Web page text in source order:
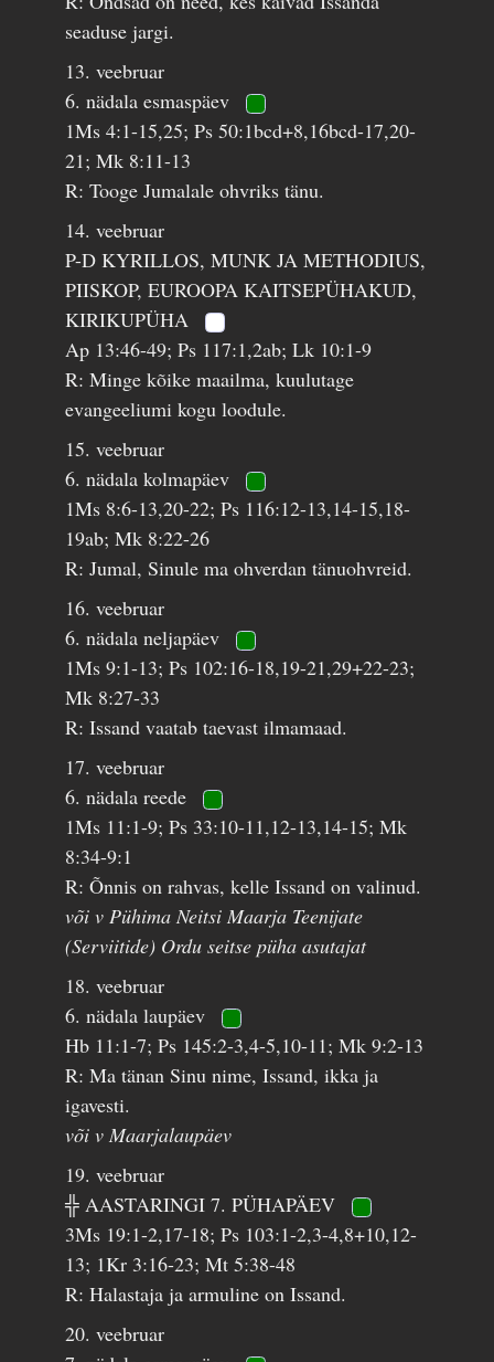
seaduse jargi.
13. veebruar
6. nädala esmaspäev
1Ms 4:1-15,25; Ps 50:1bcd+8,16bcd-17,20-
21; Mk 8:11-13
R: Tooge Jumalale ohvriks tänu.
14. veebruar
P-D KYRILLOS, MUNK JA METHODIUS,
PIISKOP, EUROOPA KAITSEPÜHAKUD,
KIRIKUPÜHA
Ap 13:46-49; Ps 117:1,2ab; Lk 10:1-9
R: Minge kõike maailma, kuulutage
evangeeliumi kogu loodule.
15. veebruar
6. nädala kolmapäev
1Ms 8:6-13,20-22; Ps 116:12-13,14-15,18-
19ab; Mk 8:22-26
R: Jumal, Sinule ma ohverdan tänuohvreid.
16. veebruar
6. nädala neljapäev
1Ms 9:1-13; Ps 102:16-18,19-21,29+22-23;
Mk 8:27-33
R: Issand vaatab taevast ilmamaad.
17. veebruar
6. nädala reede
1Ms 11:1-9; Ps 33:10-11,12-13,14-15; Mk
8:34-9:1
R: Õnnis on rahvas, kelle Issand on valinud.
või v Pühima Neitsi Maarja Teenijate
(Serviitide) Ordu seitse püha asutajat
18. veebruar
6. nädala laupäev
Hb 11:1-7; Ps 145:2-3,4-5,10-11; Mk 9:2-13
R: Ma tänan Sinu nime, Issand, ikka ja
igavesti.
või v Maarjalaupäev
19. veebruar
╬ AASTARINGI 7. PÜHAPÄEV
3Ms 19:1-2,17-18; Ps 103:1-2,3-4,8+10,12-
13; 1Kr 3:16-23; Mt 5:38-48
R: Halastaja ja armuline on Issand.
20. veebruar